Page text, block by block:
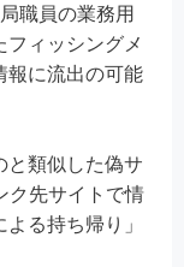
職員の業務用
ィッシングメ
報に流出の可能
と類似した偽サ
ク先サイトで情
る持ち帰り」